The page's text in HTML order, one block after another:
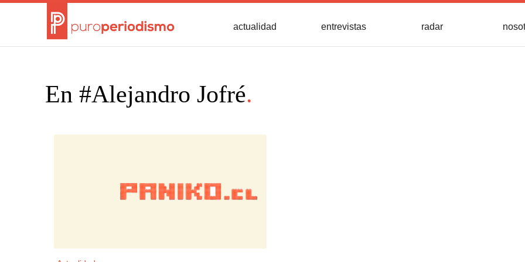
actualidad entrevistas radar
En #Alejandro Jofré.